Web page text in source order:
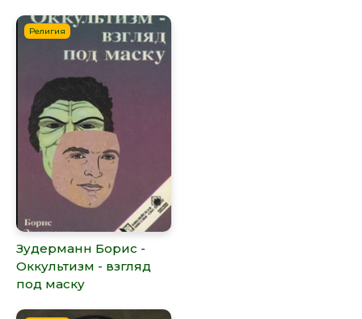
Религия
Зудерманн Борис -
Оккультизм - взгляд
под маску